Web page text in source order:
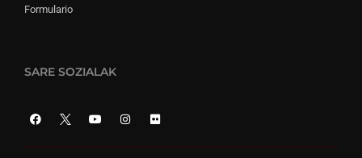
Formulario
SARE SOZIALAK